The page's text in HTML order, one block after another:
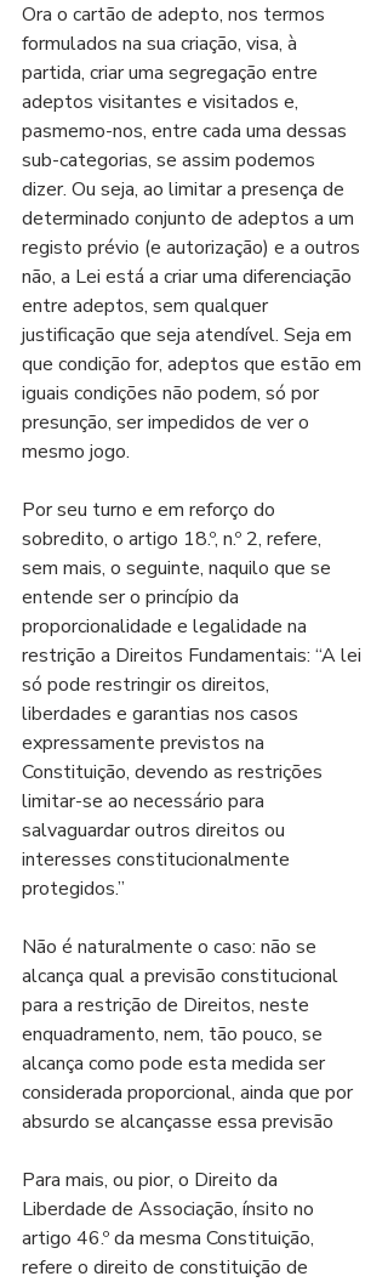
Ora o cartão de adepto, nos termos
formulados na sua criação, visa, à
partida, criar uma segregação entre
adeptos visitantes e visitados e,
pasmemo-nos, entre cada uma dessas
sub-categorias, se assim podemos
dizer. Ou seja, ao limitar a presença de
determinado conjunto de adeptos a um
registo prévio (e autorização) e a outros
não, a Lei está a criar uma diferenciação
entre adeptos, sem qualquer
justificação que seja atendível. Seja em
que condição for, adeptos que estão em
iguais condições não podem, só por
presunção, ser impedidos de ver o
mesmo jogo.
Por seu turno e em reforço do
sobredito, o artigo 18.º, n.º 2, refere,
sem mais, o seguinte, naquilo que se
entende ser o princípio da
proporcionalidade e legalidade na
restrição a Direitos Fundamentais: “A lei
só pode restringir os direitos,
liberdades e garantias nos casos
expressamente previstos na
Constituição, devendo as restrições
limitar-se ao necessário para
salvaguardar outros direitos ou
interesses constitucionalmente
protegidos.”
Não é naturalmente o caso: não se
alcança qual a previsão constitucional
para a restrição de Direitos, neste
enquadramento, nem, tão pouco, se
alcança como pode esta medida ser
considerada proporcional, ainda que por
absurdo se alcançasse essa previsão
Para mais, ou pior, o Direito da
Liberdade de Associação, ínsito no
artigo 46.º da mesma Constituição,
refere o direito de constituição de